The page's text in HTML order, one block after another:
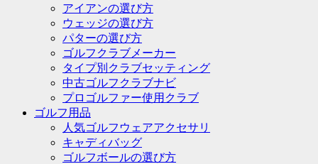
アイアンの選び方
ウェッジの選び方
パターの選び方
ゴルフクラブメーカー
タイプ別クラブセッティング
中古ゴルフクラブナビ
プロゴルファー使用クラブ
ゴルフ用品
人気ゴルフウェアアクセサリ
キャディバッグ
ゴルフボールの選び方